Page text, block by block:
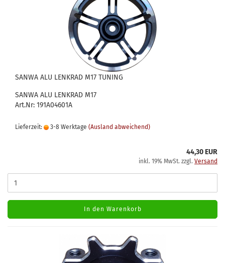
SANWA ALU LENKRAD M17 TUNING
SANWA ALU LENKRAD M17
Art.Nr: 191A04601A
Lieferzeit: 3-8 Werktage (Ausland abweichend)
44,30 EUR
inkl. 19% MwSt. zzgl. Versand
In den Warenkorb